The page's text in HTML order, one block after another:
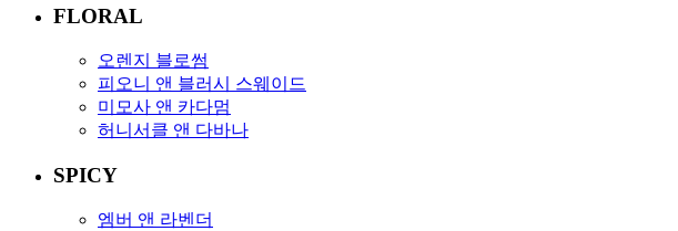
FLORAL
오렌지 블로썸
피오니 앤 블러시 스웨이드
미모사 앤 카다멈
허니서클 앤 다바나
SPICY
엠버 앤 라벤더